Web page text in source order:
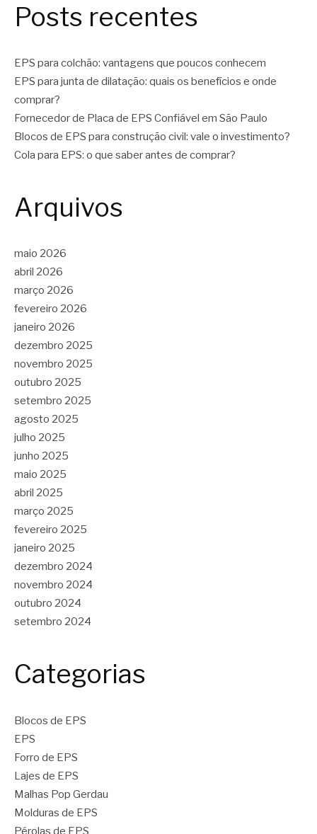
Posts recentes
EPS para colchão: vantagens que poucos conhecem
EPS para junta de dilatação: quais os benefícios e onde
comprar?
Fornecedor de Placa de EPS Confiável em São Paulo
Blocos de EPS para construção civil: vale o investimento?
Cola para EPS: o que saber antes de comprar?
Arquivos
maio 2026
abril 2026
março 2026
fevereiro 2026
janeiro 2026
dezembro 2025
novembro 2025
outubro 2025
setembro 2025
agosto 2025
julho 2025
junho 2025
maio 2025
abril 2025
março 2025
fevereiro 2025
janeiro 2025
dezembro 2024
novembro 2024
outubro 2024
setembro 2024
Categorias
Blocos de EPS
EPS
Forro de EPS
Lajes de EPS
Malhas Pop Gerdau
Molduras de EPS
Pérolas de EPS